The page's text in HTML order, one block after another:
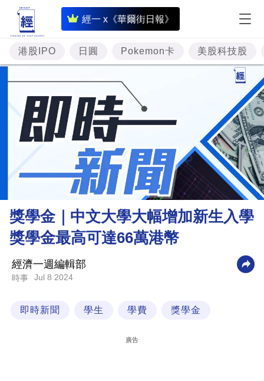
經一 x《華爾街日報》
即
時
財
經
專
題
投
資
樓
市
財
商
業
港股IPO 日圓 Pokemon卡 美股科技股
獎學金｜中文大學大幅增加新生入學
獎學金最高可達66萬港幣
經濟一週編輯部
時事 Jul 8 2024
即時新聞 學生 學費 獎學金
廣告